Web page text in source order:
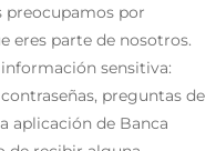
preocupamos por
eres parte de nosotros.
sensitiva:
preguntas de
aplicación de Banca